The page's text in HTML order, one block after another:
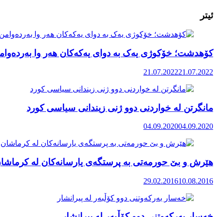
ئیتر
کۆهدشت؛ خۆکوژی یەک بە دوای یەکەکان هەر وا
21.07.202221.07.2022
مانگرتن لە خواردنی دوو ژنی زیندانی سیاسی کورد
04.09.202004.09.2020
هێرش و بێ حورمەتی بە پرستگەی یارسانەکان لە
29.02.201610.08.2016